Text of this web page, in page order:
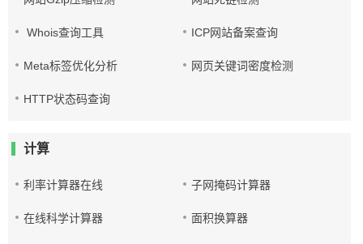
Whois查询工具 ICP网站备案查询
Meta标签优化分析 网页关键词密度检测
HTTP状态码查询
计算
利率计算器在线 子网掩码计算器
在线科学计算器 面积换算器